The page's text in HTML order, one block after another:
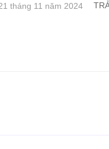
tháng 11 năm 2024